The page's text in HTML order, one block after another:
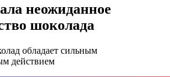
неожиданное
шоколада
обладает сильным
действием